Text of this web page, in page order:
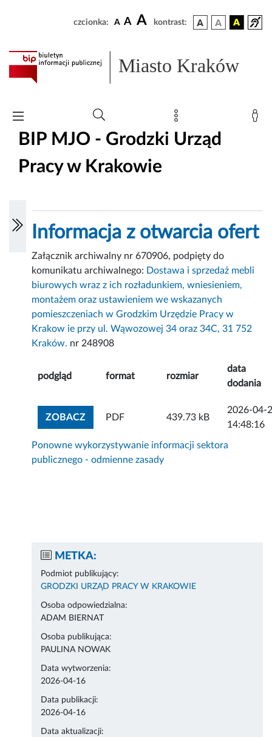
czcionka: A A A kontrast:
Miasto Kraków
BIP MJO - Grodzki Urząd
Pracy w Krakowie
Informacja z otwarcia ofert
Załącznik archiwalny nr 670906, podpięty do
komunikatu archiwalnego: Dostawa i sprzedaż mebli
biurowych wraz z ich rozładunkiem, wniesieniem,
montażem oraz ustawieniem we wskazanych
pomieszczeniach w Grodzkim Urzędzie Pracy w
Krakow ie przy ul. Wąwozowej 34 oraz 34C, 31 752
Kraków. nr 248908
podgląd format rozmiar
data
dodania
ZOBACZZOBACZ ZAŁĄCZNIK
PDF 439.73 kB
2026-04-
14:48:16
Ponowne wykorzystywanie informacji sektora
publicznego - odmienne zasady
METKA:
Podmiot publikujący:
GRODZKI URZĄD PRACY W KRAKOWIE
Osoba odpowiedzialna:
ADAM BIERNAT
Osoba publikująca:
PAULINA NOWAK
Data wytworzenia:
2026-04-16
Data publikacji:
2026-04-16
Data aktualizacji: